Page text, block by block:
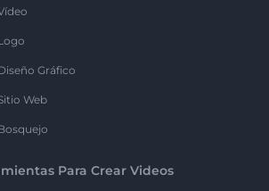
Gráfico
Web
Para Crear Videos